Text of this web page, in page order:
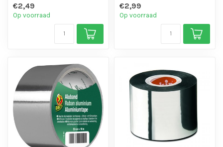
€2,49
Op voorraad
- Hoge flexibi...
€2,99
Op voorraad